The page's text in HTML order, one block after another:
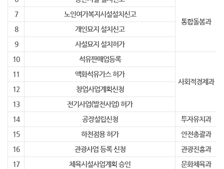
통합돌봄과
7
노인여가복지시설설치신고
8
개인묘지 설치신고
9
사설묘지 설치허가
10
석유판매업등록
사회적경제과
11
액화석유가스 허가
12
창업사업계획신청
13
전기사업(발전사업) 허가
14
공장설립신청
투자유치과
15
하천점용 허가
안전총괄과
16
관광사업 등록 신청
관광진흥과
17
체육시설사업계획 승인
문화체육과